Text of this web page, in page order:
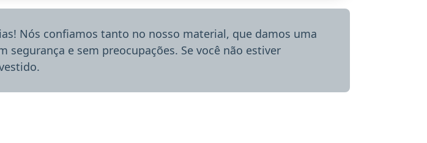
Nós confiamos tanto no nosso material, que damos uma
segurança e sem preocupações. Se você não estiver